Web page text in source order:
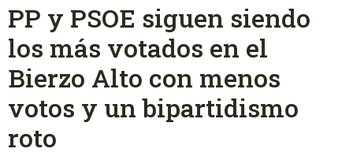
PP y PSOE siguen siendo
los más votados en el
Bierzo Alto con menos
votos y un bipartidismo
roto